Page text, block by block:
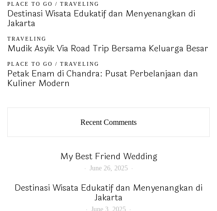
PLACE TO GO / TRAVELING
Destinasi Wisata Edukatif dan Menyenangkan di
Jakarta
TRAVELING
Mudik Asyik Via Road Trip Bersama Keluarga Besar
PLACE TO GO / TRAVELING
Petak Enam di Chandra: Pusat Perbelanjaan dan
Kuliner Modern
Recent Comments
My Best Friend Wedding
June 26, 2025
Destinasi Wisata Edukatif dan Menyenangkan di
Jakarta
June 3, 2025